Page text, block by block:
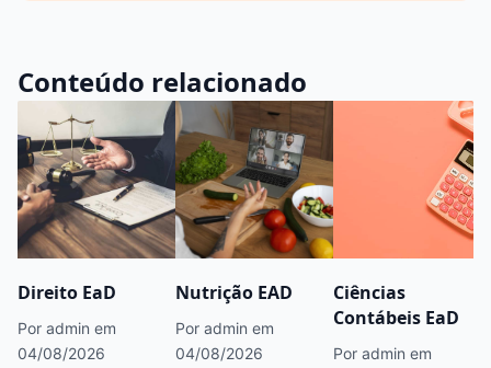
Conteúdo relacionado
Direito EaD
Por admin em
04/08/2026
Nutrição EAD
Por admin em
04/08/2026
Ciências
Contábeis EaD
Por admin em